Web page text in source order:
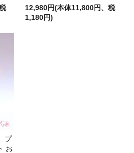
12,980円(本体11,800円、税
1,180円)
プ
お